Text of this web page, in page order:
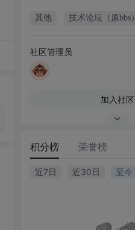
其他 技术论坛（原bbs）
社区管理员
加入社区
积分榜 荣誉榜
近7日 近30日 至今